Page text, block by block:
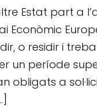
Estat part a
Econòmic
o residir i
un període
obligats a